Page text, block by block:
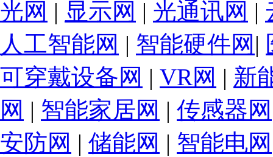
光网 | 显示网 | 光通讯网 |
人工智能网 | 智能硬件网 |
可穿戴设备网 | VR网 | 新
网 | 智能家居网 | 传感器网
安防网 | 储能网 | 智能电网